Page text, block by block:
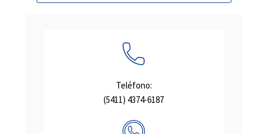
Teléfono:
(5411) 4374-6187